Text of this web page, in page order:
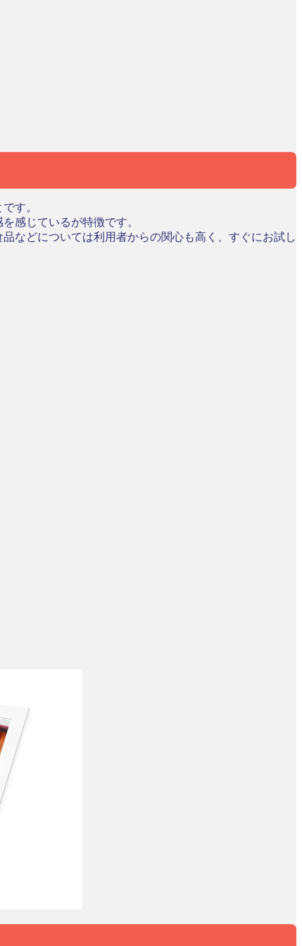
す。
感じているが特徴です。
などについては利用者からの関心も高く、すぐにお試し